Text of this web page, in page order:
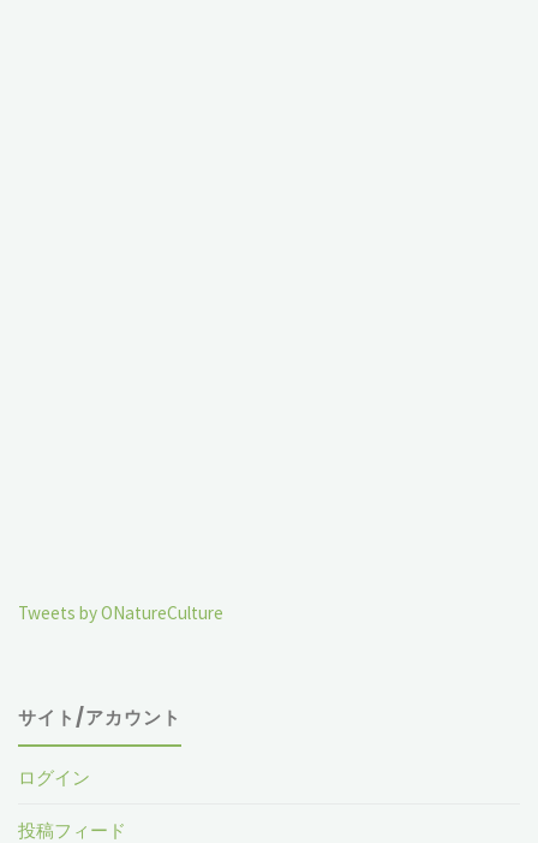
Tweets by ONatureCulture
サイト/アカウント
ログイン
投稿フィード